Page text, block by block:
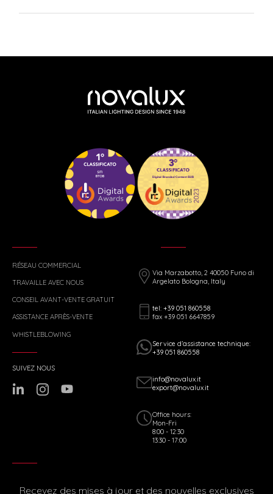
RÉSEAU COMMERCIAL
TRAVAILLE AVEC NOUS
CONSEIL AVANT-VENTE GRATUIT
ASSISTANCE APRÈS-VENTE
WHISTLEBLOWING
Via Marzabotto, 2 40050 Funo di
Argelato Bologna, Italy
tel: +39 051 860558
fax +39 051 6647859
Service d’assistance technique:
+39 051 860558
info@novalux.it
export@novalux.it
Office hours:
Mon-Fri
8:00 - 12:30
13:30 - 17:00
SUIVEZ NOUS
Recevez des mises à jour et des nouvelles exclusives